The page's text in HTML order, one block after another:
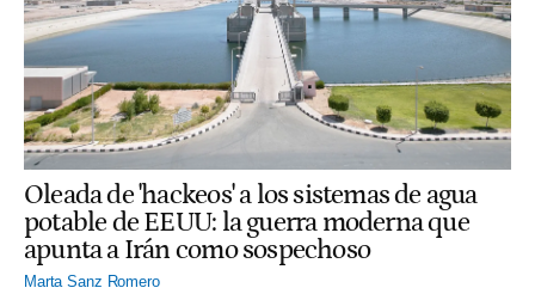
Oleada de 'hackeos' a los sistemas de agua
potable de EEUU: la guerra moderna que
apunta a Irán como sospechoso
Marta Sanz Romero